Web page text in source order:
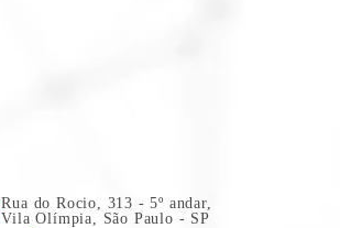
Rua do Rocio, 313 - 5º andar,
Vila Olímpia, São Paulo - SP